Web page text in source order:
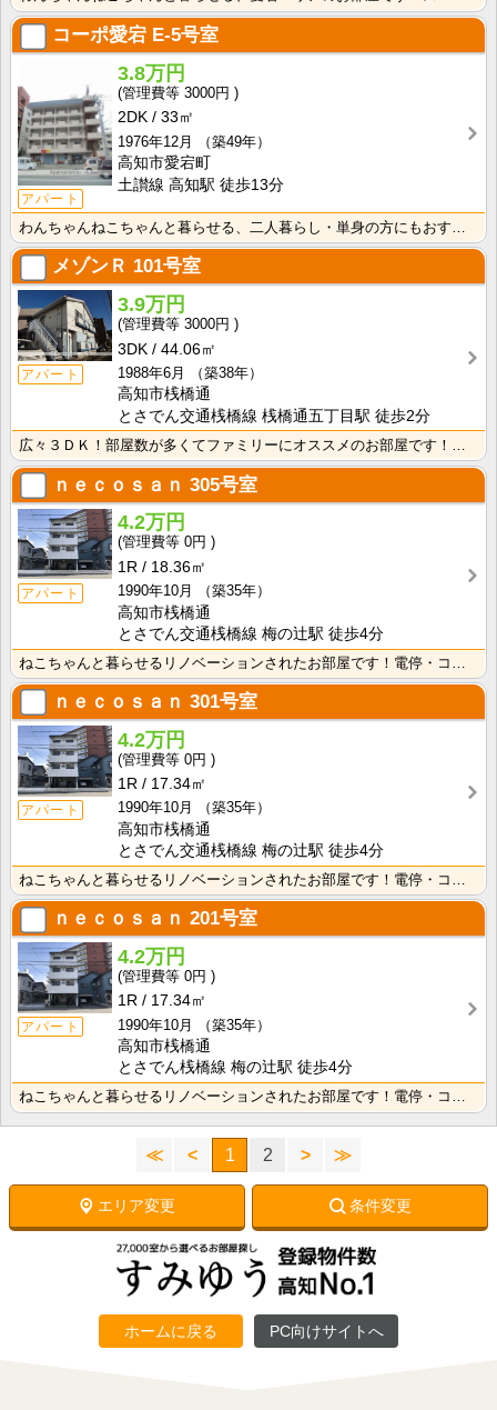
コーポ愛宕 E-5号室
アパート
3.8万円
3000円
2DK
33㎡
1976年12月
（築49年）
高知市愛宕町
土讃線 高知駅 徒歩13分
メゾンＲ 101号室
アパート
3.9万円
3000円
3DK
44.06㎡
1988年6月
（築38年）
高知市桟橋通
とさでん交通桟橋線 桟橋通五丁目駅 徒歩2分
ｎｅｃｏｓａｎ 305号室
アパート
4.2万円
0円
1R
18.36㎡
1990年10月
（築35年）
高知市桟橋通
とさでん交通桟橋線 梅の辻駅 徒歩4分
ｎｅｃｏｓａｎ 301号室
アパート
4.2万円
0円
1R
17.34㎡
1990年10月
（築35年）
高知市桟橋通
とさでん交通桟橋線 梅の辻駅 徒歩4分
ねこちゃんと暮らせるリノベーションされたお部屋です！電停・コンビニ徒歩圏内で生活に便利な立地です！
ｎｅｃｏｓａｎ 201号室
アパート
4.2万円
0円
1R
17.34㎡
1990年10月
（築35年）
高知市桟橋通
とさでん桟橋線 梅の辻駅 徒歩4分
ねこちゃんと暮らせるリノベーションされたお部屋です！電停・コンビニ徒歩圏内で生活に便利な立地です！
≪ < 1 2 > ≫
エリア変更 条件変更
ホームに戻る PC向けサイトへ